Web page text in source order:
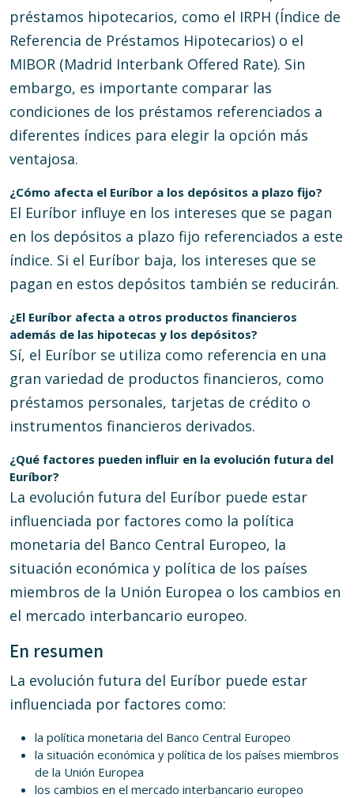
préstamos hipotecarios, como el IRPH (Índice de
Referencia de Préstamos Hipotecarios) o el
MIBOR (Madrid Interbank Offered Rate). Sin
embargo, es importante comparar las
condiciones de los préstamos referenciados a
diferentes índices para elegir la opción más
ventajosa.
¿Cómo afecta el Euríbor a los depósitos a plazo fijo?
El Euríbor influye en los intereses que se pagan
en los depósitos a plazo fijo referenciados a este
índice. Si el Euríbor baja, los intereses que se
pagan en estos depósitos también se reducirán.
¿El Euríbor afecta a otros productos financieros
además de las hipotecas y los depósitos?
Sí, el Euríbor se utiliza como referencia en una
gran variedad de productos financieros, como
préstamos personales, tarjetas de crédito o
instrumentos financieros derivados.
¿Qué factores pueden influir en la evolución futura del
Euríbor?
La evolución futura del Euríbor puede estar
influenciada por factores como la política
monetaria del Banco Central Europeo, la
situación económica y política de los países
miembros de la Unión Europea o los cambios en
el mercado interbancario europeo.
En resumen
La evolución futura del Euríbor puede estar
influenciada por factores como:
la política monetaria del Banco Central Europeo
la situación económica y política de los países miembros
de la Unión Europea
los cambios en el mercado interbancario europeo